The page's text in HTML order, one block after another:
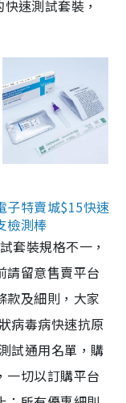
速測試套裝，
子特賣城$15快速
檢測棒
套裝規格不一，
請留意售賣平台
款及細則，大家
病毒病快速抗原
試通用名單，購
一切以訂購平台